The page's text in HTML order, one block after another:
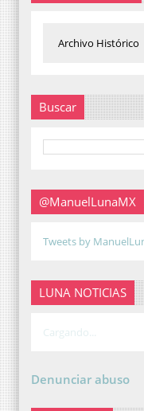
Buscar
@ManuelLunaMX
Tweets by
LUNA NOTICIAS
Cargando...
Denunciar abuso